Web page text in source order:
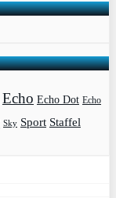
Echo Echo Dot Echo
Sky Sport Staffel